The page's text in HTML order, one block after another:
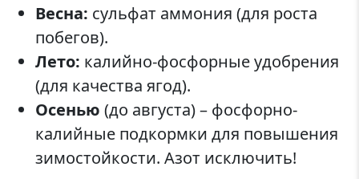
Весна: сульфат аммония (для роста
побегов).
Лето: калийно-фосфорные удобрения
(для качества ягод).
Осенью (до августа) – фосфорно-
калийные подкормки для повышения
зимостойкости. Азот исключить!